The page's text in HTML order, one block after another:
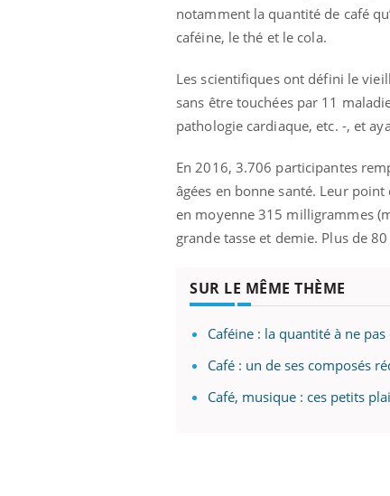
notamment la quantité de café
caféine, le thé et le cola.
Les scientifiques ont défini le
sans être touchées par 11
pathologie cardiaque, etc. -, et
En 2016, 3.706 participantes
âgées en bonne santé. Leur
en moyenne 315 milligrammes
grande tasse et demie. Plus de
SUR LE MÊME THÈME
Caféine : la quantité à ne
Café : un de ses composés
Café, musique : ces petits